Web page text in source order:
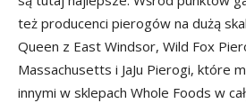
też producenci pierogów na dużą
Queen z East Windsor, Wild Fox
Massachusetts i JaJu Pierogi, które
innymi w sklepach Whole Foods w